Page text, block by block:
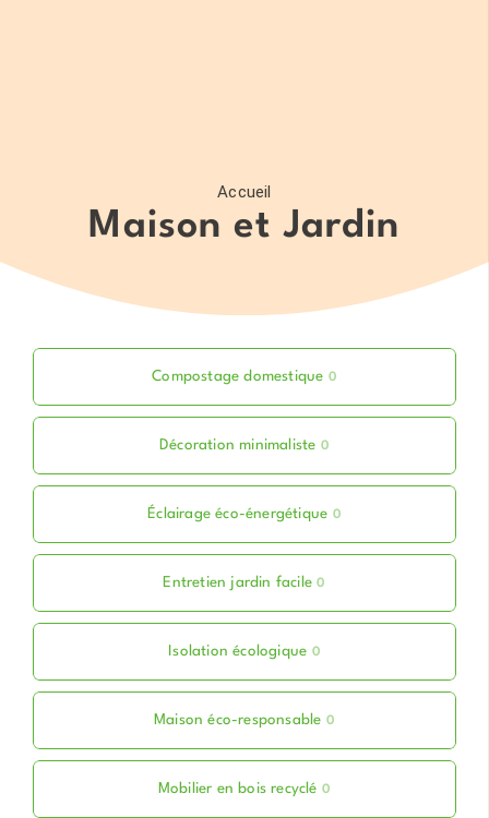
Accueil
Maison et Jardin
Compostage domestique 0
Décoration minimaliste 0
Éclairage éco-énergétique 0
Entretien jardin facile0
Isolation écologique 0
Maison éco-responsable 0
Mobilier en bois recyclé 0